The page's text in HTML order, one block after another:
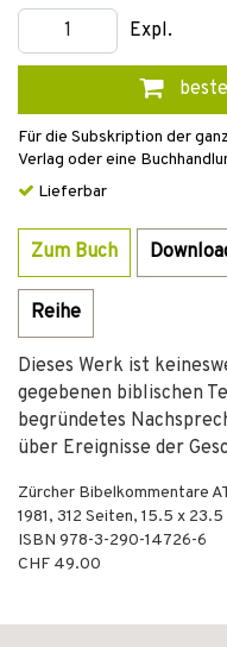
Expl.
Für die Subskription der
Verlag oder eine
Lieferbar
Zum Buch
Reihe
Dieses Werk ist
gegebenen biblischen
begründetes
über Ereignisse der
Zürcher Bibelkommentare
1981, 312 Seiten, 15.5 x 23.5
ISBN 978-3-290-14726-6
CHF 49.00